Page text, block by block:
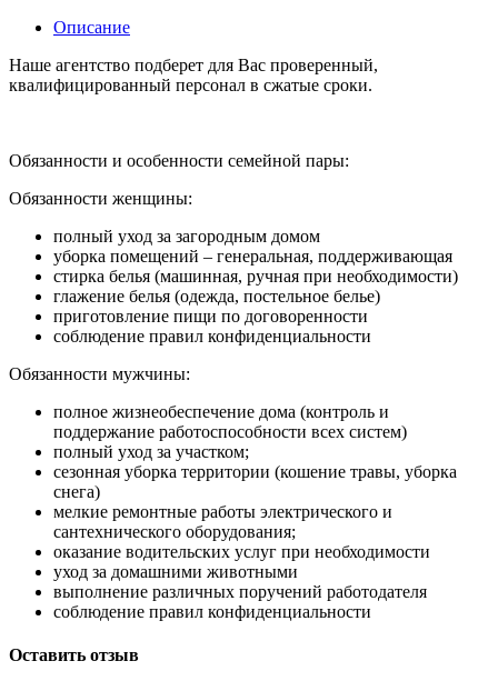
Описание
Наше агентство подберет для Вас проверенный,
квалифицированный персонал в сжатые сроки.
Обязанности и особенности семейной пары:
Обязанности женщины:
полный уход за загородным домом
уборка помещений – генеральная, поддерживающая
стирка белья (машинная, ручная при необходимости)
глажение белья (одежда, постельное белье)
приготовление пищи по договоренности
соблюдение правил конфиденциальности
Обязанности мужчины:
полное жизнеобеспечение дома (контроль и
поддержание работоспособности всех систем)
полный уход за участком;
сезонная уборка территории (кошение травы, уборка
снега)
мелкие ремонтные работы электрического и
сантехнического оборудования;
оказание водительских услуг при необходимости
уход за домашними животными
выполнение различных поручений работодателя
соблюдение правил конфиденциальности
Оставить отзыв